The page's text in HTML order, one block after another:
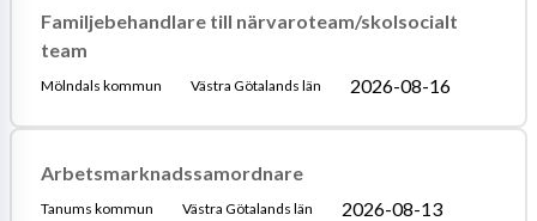
Familjebehandlare till närvaroteam/skolsocialt
team
Mölndals kommun Västra Götalands län 2026-08-16
Arbetsmarknadssamordnare
Tanums kommun Västra Götalands län 2026-08-13